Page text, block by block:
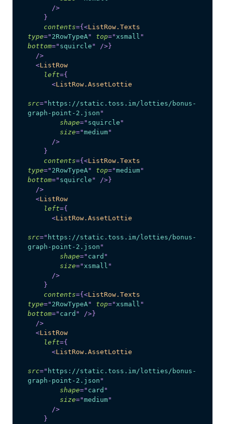
/>
}
contents={ <ListRow.Texts
type=" 2RowTypeA" top="xsmall "
bottom=" squircle " /> }
/>
<ListRow
left={
<ListRow.AssetLottie
src=" https://static.toss.im/lotties/bonus-
graph-point-2.json "
shape=" squircle "
size="medium"
/>
}
contents={ <ListRow.Texts
type=" 2RowTypeA" top="medium"
bottom=" squircle " /> }
/>
<ListRow
left={
<ListRow.AssetLottie
src=" https://static.toss.im/lotties/bonus-
graph-point-2.json "
shape=" card "
size="xsmall "
/>
}
contents={ <ListRow.Texts
type=" 2RowTypeA" top="xsmall "
bottom=" card " /> }
/>
<ListRow
left={
<ListRow.AssetLottie
src=" https://static.toss.im/lotties/bonus-
graph-point-2.json "
shape=" card "
size="medium"
/>
}